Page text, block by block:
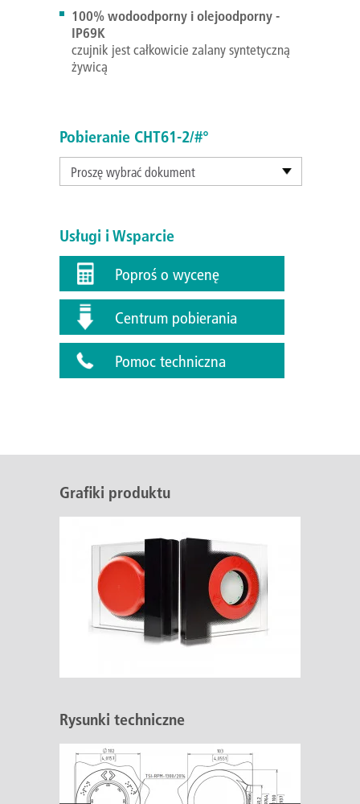
100% wodoodporny i olejoodporny -
IP69K
czujnik jest całkowicie zalany syntetyczną
żywicą
Pobieranie CHT61-2/#°
Proszę wybrać dokument
Usługi i Wsparcie
Poproś o wycenę
Centrum pobierania
Pomoc techniczna
Grafiki produktu
Rysunki techniczne